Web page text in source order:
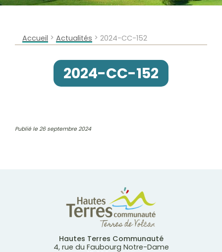
Accueil > Actualités > 2024-CC-152
2024-CC-152
Publié le 26 septembre 2024
Hautes Terres Communauté
4, rue du Faubourg Notre-Dame